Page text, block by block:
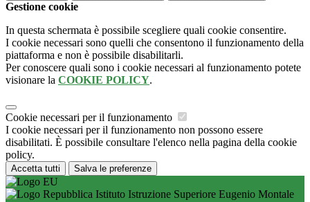
Gestione cookie
In questa schermata è possibile scegliere quali cookie consentire.
I cookie necessari sono quelli che consentono il funzionamento della
piattaforma e non è possibile disabilitarli.
Per conoscere quali sono i cookie necessari al funzionamento potete
visionare la COOKIE POLICY.
Cookie necessari per il funzionamento
I cookie necessari per il funzionamento non possono essere
disabilitati. È possibile consultare l'elenco nella pagina della cookie
policy.
Accetta tutti Salva le preferenze
Istituto Istruzione Superiore Eugenio Montale